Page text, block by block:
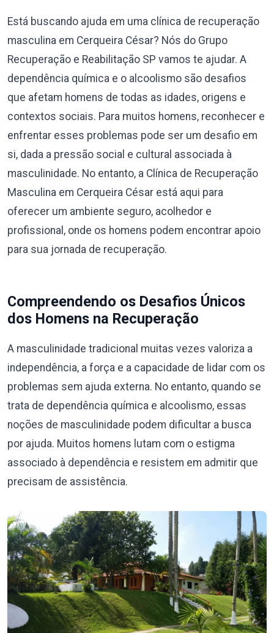
Está buscando ajuda em uma clínica de recuperação
masculina em Cerqueira César? Nós do Grupo
Recuperação e Reabilitação SP vamos te ajudar. A
dependência química e o alcoolismo são desafios
que afetam homens de todas as idades, origens e
contextos sociais. Para muitos homens, reconhecer e
enfrentar esses problemas pode ser um desafio em
si, dada a pressão social e cultural associada à
masculinidade. No entanto, a Clínica de Recuperação
Masculina em Cerqueira César está aqui para
oferecer um ambiente seguro, acolhedor e
profissional, onde os homens podem encontrar apoio
para sua jornada de recuperação.
Compreendendo os Desafios Únicos
dos Homens na Recuperação
A masculinidade tradicional muitas vezes valoriza a
independência, a força e a capacidade de lidar com os
problemas sem ajuda externa. No entanto, quando se
trata de dependência química e alcoolismo, essas
noções de masculinidade podem dificultar a busca
por ajuda. Muitos homens lutam com o estigma
associado à dependência e resistem em admitir que
precisam de assistência.